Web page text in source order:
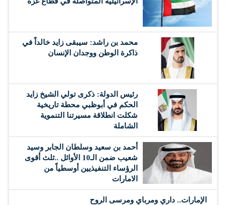
محمد بن راشد: سيبقى زايد خالداً في
ذاكرة الوطن ووجدان الإنسان
رئيس الدولة: ذكرى تولي الشيخ زايد
الحكم في أبوظبي محطة تاريخية
شكلت انطلاقة مسيرتنا التنموية
الشاملة
أحمد بن سعيد وسلطان الجابر وسيد
شعيب ضمن الـ10 الأوائل ..ثلث أقوى
الرؤساء التنفيذيين أوسطياً من
الامارات
الإمارات.. داري ومرباي ومرسى الروح